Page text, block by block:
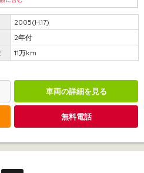
2005(H.17)
2年付
11万km
車両の詳細を見る
無料電話